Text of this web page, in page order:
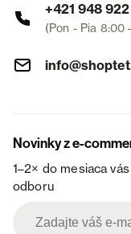
+421 948
(Pon - Pia 8:00
Novinky z e-
1–2× do mesiaca
odboru